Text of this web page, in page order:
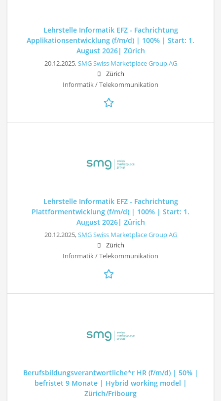
Lehrstelle Informatik EFZ - Fachrichtung
Applikationsentwicklung (f/m/d) | 100% | Start: 1.
August 2026| Zürich
20.12.2025,SMG Swiss Marketplace Group AG
Zürich
Informatik / Telekommunikation
Lehrstelle Informatik EFZ - Fachrichtung
Plattformentwicklung (f/m/d) | 100% | Start: 1.
August 2026| Zürich
20.12.2025,SMG Swiss Marketplace Group AG
Zürich
Informatik / Telekommunikation
Berufsbildungsverantwortliche*r HR (f/m/d) | 50% |
befristet 9 Monate | Hybrid working model |
Zürich/Fribourg